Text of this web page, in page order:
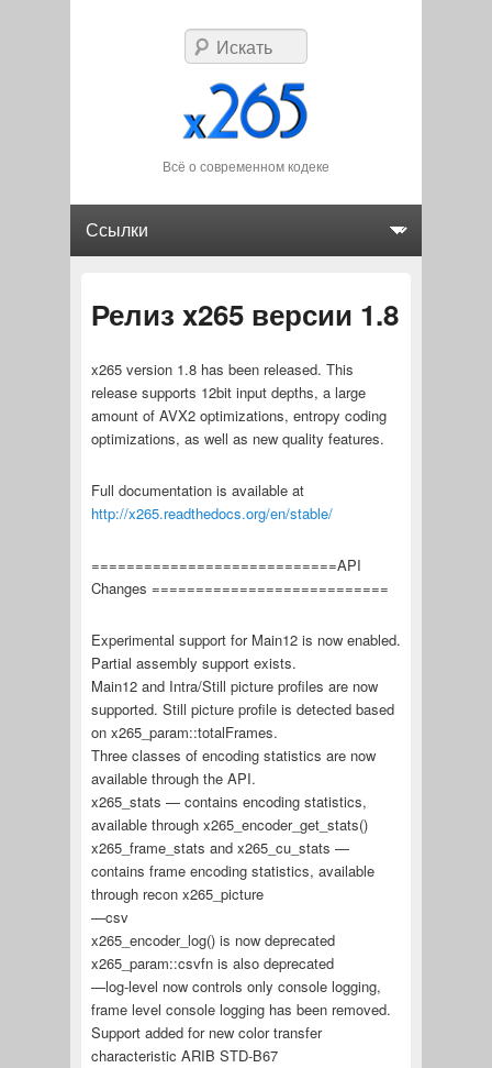
Всё о современном кодеке
Искать
Релиз x265 версии 1.8
x265 version 1.8 has been released. This
release supports 12bit input depths, a large
amount of AVX2 optimizations, entropy coding
optimizations, as well as new quality features.
Full documentation is available at
http://x265.readthedocs.org/en/stable/
============================API
Changes ===========================
Experimental support for Main12 is now enabled.
Partial assembly support exists.
Main12 and Intra/Still picture profiles are now
supported. Still picture profile is detected based
on x265_param::totalFrames.
Three classes of encoding statistics are now
available through the API.
x265_stats — contains encoding statistics,
available through x265_encoder_get_stats()
x265_frame_stats and x265_cu_stats —
contains frame encoding statistics, available
through recon x265_picture
—csv
x265_encoder_log() is now deprecated
x265_param::csvfn is also deprecated
—log-level now controls only console logging,
frame level console logging has been removed.
Support added for new color transfer
characteristic ARIB STD-B67